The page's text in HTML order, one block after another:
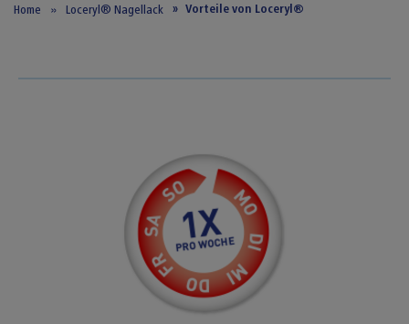
Home Loceryl® Nagellack Vorteile von Loceryl®